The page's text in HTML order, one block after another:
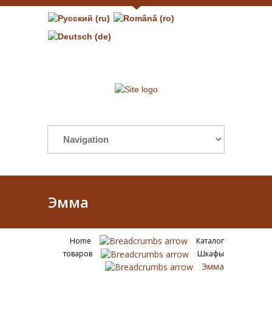
Эмма
Home
Каталог
товаров
Шкафы
Эмма